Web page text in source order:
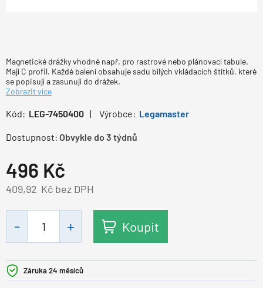
Magnetické drážky vhodné např. pro rastrové nebo plánovací tabule.
Mají C profil. Každé balení obsahuje sadu bílých vkládacích štítků, které
se popisují a zasunují do drážek.
Zobrazit více
Kód: LEG-7450400 Výrobce: Legamaster
Dostupnost: Obvykle do 3 týdnů
496 Kč
Kč bez DPH
409,92
Koupit
Záruka 24 měsíců